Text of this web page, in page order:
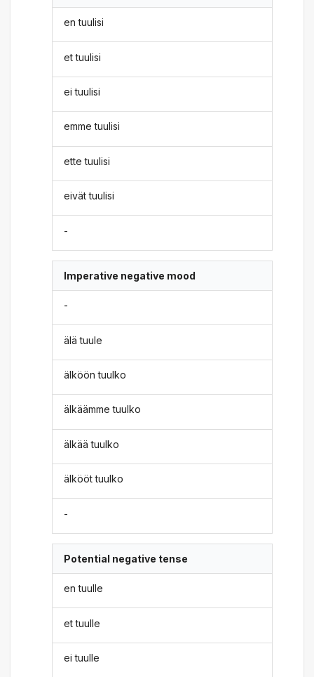
en tuulisi
et tuulisi
ei tuulisi
emme tuulisi
ette tuulisi
eivät tuulisi
-
Imperative negative mood
-
älä tuule
älköön tuulko
älkäämme tuulko
älkää tuulko
älkööt tuulko
-
Potential negative tense
en tuulle
et tuulle
ei tuulle